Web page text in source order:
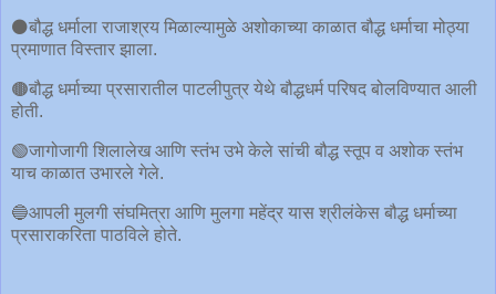
⚫️बौद्ध धर्माला राजाश्रय मिळाल्यामुळे अशोकाच्या काळात बौद्ध धर्माचा मोठ्या
प्रमाणात विस्तार झाला.
🟤बौद्ध धर्माच्या प्रसारातील पाटलीपुत्र येथे बौद्धधर्म परिषद बोलविण्यात आली
होती.
🟢जागोजागी शिलालेख आणि स्तंभ उभे केले सांची बौद्ध स्तूप व अशोक स्तंभ
याच काळात उभारले गेले.
🔵आपली मुलगी संघमित्रा आणि मुलगा महेंद्र यास श्रीलंकेस बौद्ध धर्माच्या
प्रसाराकरिता पाठविले होते.